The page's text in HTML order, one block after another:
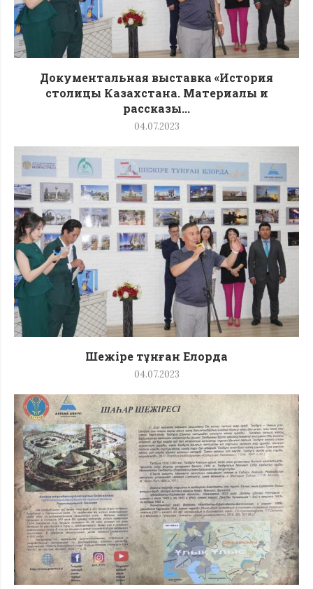
Документальная выставка «История
столицы Казахстана. Материалы и
рассказы...
04.07.2023
Шежіре тұнған Елорда
04.07.2023